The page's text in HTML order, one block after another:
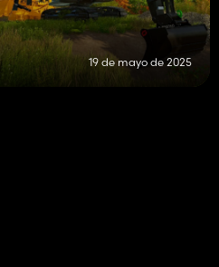
19 de mayo de 2025